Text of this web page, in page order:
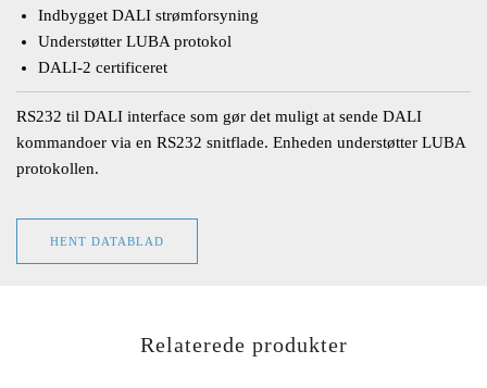
Indbygget DALI strømforsyning
Understøtter LUBA protokol
DALI-2 certificeret
RS232 til DALI interface som gør det muligt at sende DALI
kommandoer via en RS232 snitflade. Enheden understøtter LUBA
protokollen.
HENT DATABLAD
Relaterede produkter